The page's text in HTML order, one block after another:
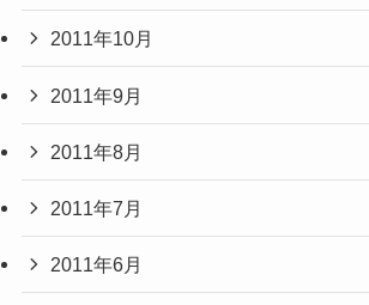
2011年10月
2011年9月
2011年8月
2011年7月
2011年6月